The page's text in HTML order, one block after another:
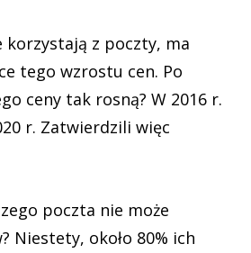
z poczty, ma
tego wzrostu cen. Po
ceny tak rosną? W 2016 r.
r. Zatwierdzili więc
poczta nie może
Niestety, około 80% ich